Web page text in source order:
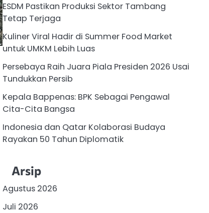
ESDM Pastikan Produksi Sektor Tambang
Tetap Terjaga
Kuliner Viral Hadir di Summer Food Market
untuk UMKM Lebih Luas
Persebaya Raih Juara Piala Presiden 2026 Usai
Tundukkan Persib
Kepala Bappenas: BPK Sebagai Pengawal
Cita-Cita Bangsa
Indonesia dan Qatar Kolaborasi Budaya
Rayakan 50 Tahun Diplomatik
Arsip
Agustus 2026
Juli 2026